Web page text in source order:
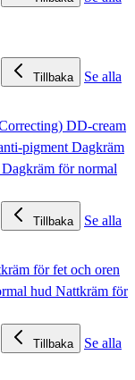
Tillbaka
Se alla
DD-cream
pigmentDagkräm
Dagkräm för normal
Tillbaka
Se alla
för fet och oren
hud Nattkräm för
Tillbaka
Se alla